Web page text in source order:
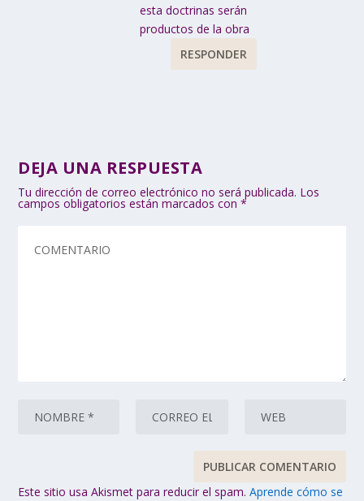
esta doctrinas serán
productos de la obra
RESPONDER
DEJA UNA RESPUESTA
Tu dirección de correo electrónico no será publicada. Los
campos obligatorios están marcados con*
Este sitio usa Akismet para reducir el spam.Aprende cómo se